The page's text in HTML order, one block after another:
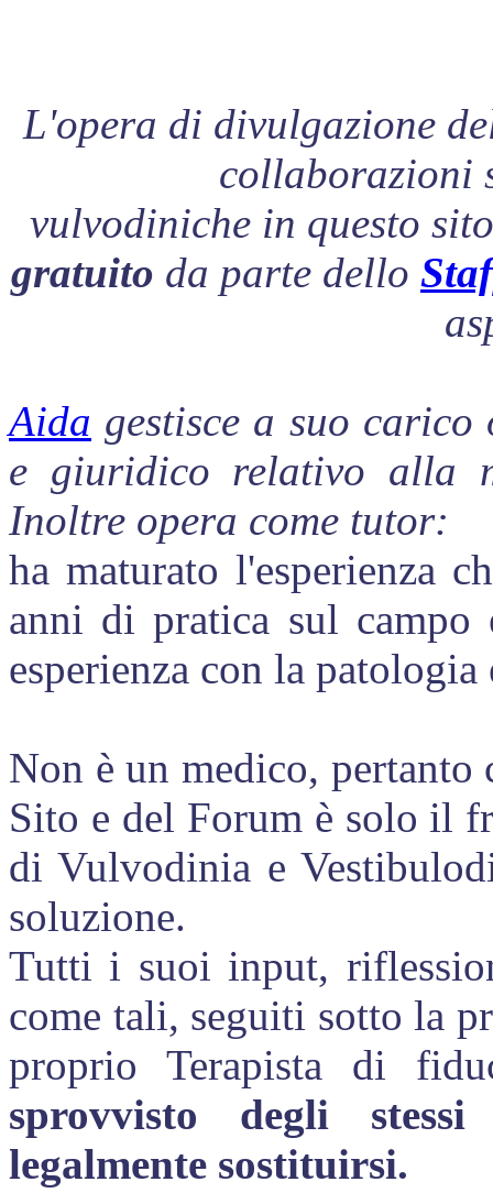
L'opera di divulgazione
collaborazioni
vulvodiniche in questo
gratuito da parte dello
Aida gestisce a suo
e giuridico relativo alla
Inoltre opera come tutor:
ha maturato l'esperienza
anni di pratica sul campo
esperienza con la
Non è un medico,
Sito e del Forum è solo il
di Vulvodinia e
soluzione.
Tutti i suoi input,
come tali, seguiti sotto la
proprio Terapista di
sprovvisto degli
legalmente sostituirsi.